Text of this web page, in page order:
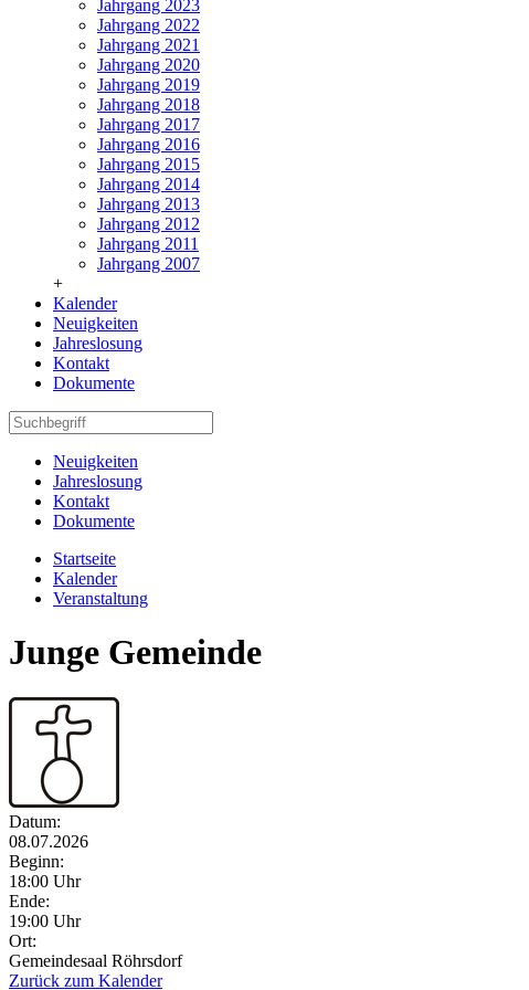
Jahrgang 2023
Jahrgang 2022
Jahrgang 2021
Jahrgang 2020
Jahrgang 2019
Jahrgang 2018
Jahrgang 2017
Jahrgang 2016
Jahrgang 2015
Jahrgang 2014
Jahrgang 2013
Jahrgang 2012
Jahrgang 2011
Jahrgang 2007
+
Kalender
Neuigkeiten
Jahreslosung
Kontakt
Dokumente
Neuigkeiten
Jahreslosung
Kontakt
Dokumente
Startseite
Kalender
Veranstaltung
Junge Gemeinde
Datum:
08.07.2026
Beginn:
18:00 Uhr
Ende:
19:00 Uhr
Ort:
Gemeindesaal Röhrsdorf
Zurück zum Kalender